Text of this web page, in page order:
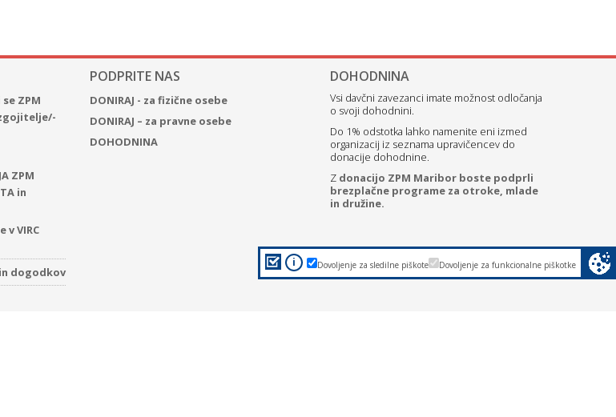
ZPM
ZPM
in
v VIRC
dogodkov
PODPRITE NAS
DONIRAJ - za fizične osebe
DONIRAJ – za pravne osebe
DOHODNINA
DOHODNINA
Vsi davčni zavezanci imate možnost odločanja
o svoji dohodnini.
Do 1% odstotka lahko namenite eni izmed
organizacij iz seznama upravičencev do
donacije dohodnine.
Z donacijo ZPM Maribor boste podprli
brezplačne programe za otroke, mlade
in družine.
Dovoljenje za funkcionalne piškotke
Dovoljenje za sledilne piškote
i